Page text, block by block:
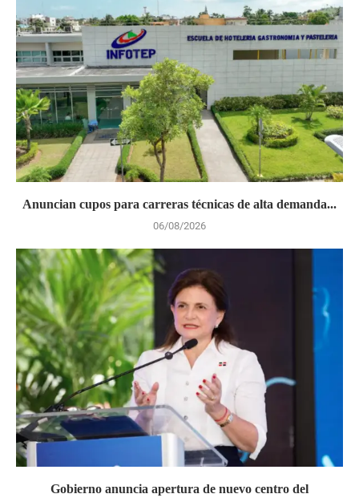
Anuncian cupos para carreras técnicas de alta demanda...
06/08/2026
Gobierno anuncia apertura de nuevo centro del